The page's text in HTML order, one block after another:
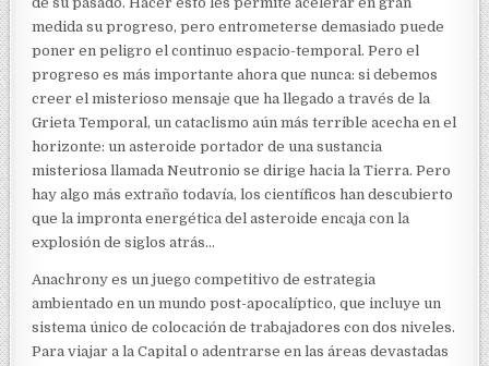
medida su progreso, pero entrometerse demasiado puede
poner en peligro el continuo espacio-temporal. Pero el
progreso es más importante ahora que nunca: si debemos
creer el misterioso mensaje que ha llegado a través de la
Grieta Temporal, un cataclismo aún más terrible acecha en el
horizonte: un asteroide portador de una sustancia
misteriosa llamada Neutronio se dirige hacia la Tierra. Pero
hay algo más extraño todavía, los científicos han descubierto
que la impronta energética del asteroide encaja con la
explosión de siglos atrás…
Anachrony es un juego competitivo de estrategia
ambientado en un mundo post-apocalíptico, que incluye un
sistema único de colocación de trabajadores con dos niveles.
Para viajar a la Capital o adentrarse en las áreas devastadas